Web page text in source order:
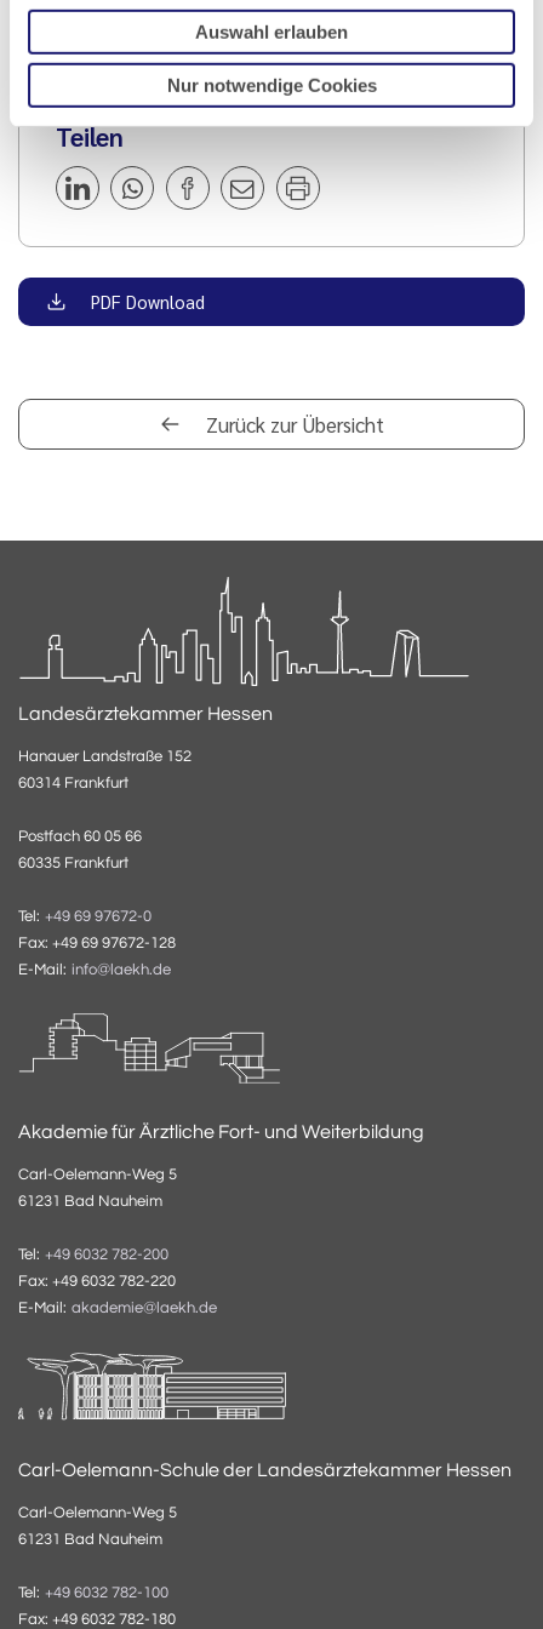
Auswahl erlauben
Nur notwendige Cookies
Alexander Markovic
Teilen
PDF Download
Zurück zur Übersicht
Landesärztekammer Hessen
Hanauer Landstraße 152
60314 Frankfurt
Postfach 60 05 66
60335 Frankfurt
Tel: +49 69 97672-0
Fax: +49 69 97672-128
E-Mail: info@laekh.de
Akademie für Ärztliche Fort- und Weiterbildung
Carl-Oelemann-Weg 5
61231 Bad Nauheim
Tel: +49 6032 782-200
Fax: +49 6032 782-220
E-Mail: akademie@laekh.de
Carl-Oelemann-Schule der Landesärztekammer Hessen
Carl-Oelemann-Weg 5
61231 Bad Nauheim
Tel: +49 6032 782-100
Fax: +49 6032 782-180